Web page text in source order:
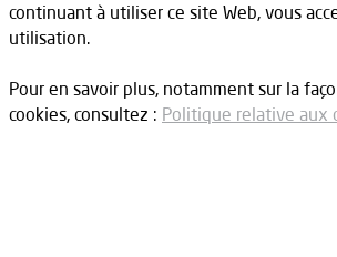
continuant à utiliser ce site Web, vous
utilisation.
Pour en savoir plus, notamment sur la
cookies, consultez : Politique relative aux